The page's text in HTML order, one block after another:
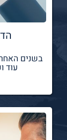
בשנים
עוד